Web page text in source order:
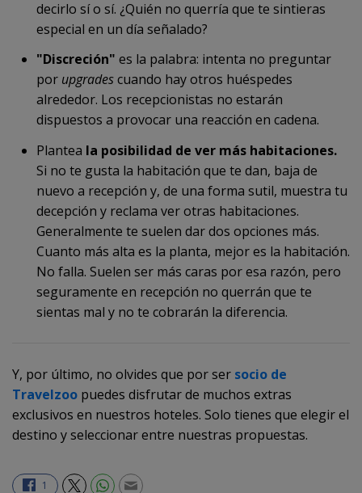
decirlo sí o sí. ¿Quién no querría que te sintieras
especial en un día señalado?
"Discreción" es la palabra: intenta no preguntar
por upgradescuando hay otros huéspedes
alrededor. Los recepcionistas no estarán
dispuestos a provocar una reacción en cadena.
Plantea la posibilidad de ver más habitaciones.
Si no te gusta la habitación que te dan, baja de
nuevo a recepción y, de una forma sutil, muestra tu
decepción y reclama ver otras habitaciones.
Generalmente te suelen dar dos opciones más.
Cuanto más alta es la planta, mejor es la habitación.
No falla. Suelen ser más caras por esa razón, pero
seguramente en recepción no querrán que te
sientas mal y no te cobrarán la diferencia.
Y, por último, no olvides que por ser socio de
Travelzoo puedes disfrutar de muchos extras
exclusivos en nuestros hoteles. Solo tienes que elegir el
destino y seleccionar entre nuestras propuestas.
1